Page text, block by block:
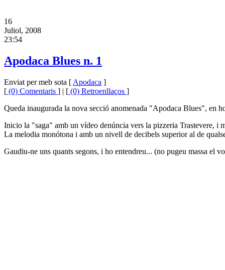
16
Juliol, 2008
23:54
Apodaca Blues n. 1
Enviat per meb sota [ Apodaca ]
[ (0) Comentaris ] | [ (0) Retroenllaços ]
Queda inaugurada la nova secció anomenada "Apodaca Blues", en
Inicio la "saga" amb un vídeo denúncia vers la pizzeria Trastevere, i
La melodia monótona i amb un nivell de decibels superior al de
Gaudiu-ne uns quants segons, i ho entendreu... (no pugeu massa el